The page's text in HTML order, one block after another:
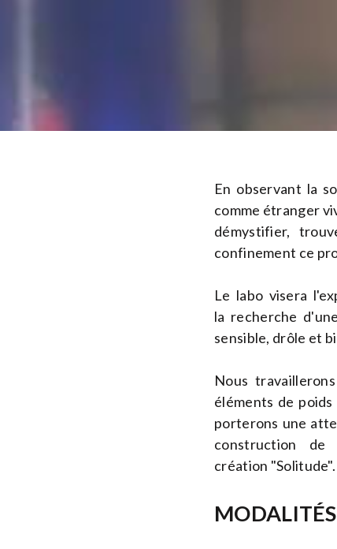
En observant la
comme étranger
démystifier,
confinement ce
Le labo visera
la recherche
sensible, drôle et
Nous
éléments de
porterons une
construction
création "Solitude".
MODALITÉS